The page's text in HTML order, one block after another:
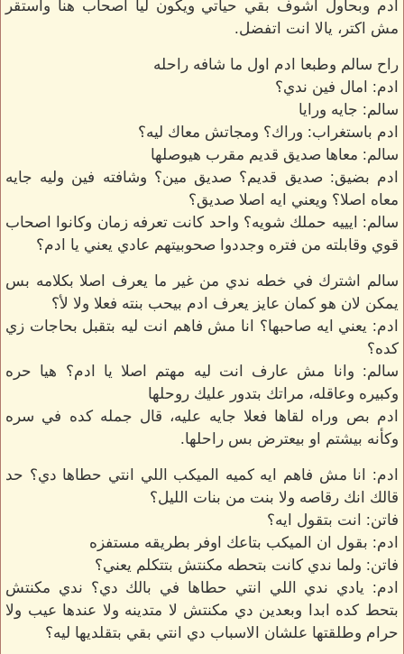
ادم وبحاول اشوف بقي حياتي ويكون ليا اصحاب هنا واستقر
مش اكتر، يالا انت اتفضل.
راح سالم وطبعا ادم اول ما شافه راحله
ادم: امال فين ندي؟
سالم: جايه ورايا
ادم باستغراب: وراك؟ ومجاتش معاك ليه؟
سالم: معاها صديق قديم مقرب هيوصلها
ادم بضيق: صديق قديم؟ صديق مين؟ وشافته فين وليه جايه
معاه اصلا؟ ويعني ايه اصلا صديق؟
سالم: ايييه حملك شويه؟ واحد كانت تعرفه زمان وكانوا اصحاب
قوي وقابلته من فتره وجددوا صحوبيتهم عادي يعني يا ادم؟
سالم اشترك في خطه ندي من غير ما يعرف اصلا بكلامه بس
يمكن لان هو كمان عايز يعرف ادم بيحب بنته فعلا ولا لأ؟
ادم: يعني ايه صاحبها؟ انا مش فاهم انت ليه بتقبل بحاجات زي
كده؟
سالم: وانا مش عارف انت ليه مهتم اصلا يا ادم؟ هيا حره
وكبيره وعاقله، مراتك بتدور عليك روحلها
ادم بص وراه لقاها فعلا جايه عليه، قال جمله كده في سره
وكأنه بيشتم او بيعترض بس راحلها.
ادم: انا مش فاهم ايه كميه الميكب اللي انتي حطاها دي؟ حد
قالك انك رقاصه ولا بنت من بنات الليل؟
فاتن: انت بتقول ايه؟
ادم: بقول ان الميكب بتاعك اوفر بطريقه مستفزه
فاتن: ولما ندي كانت بتحطه مكنتش بتتكلم يعني؟
ادم: يادي ندي اللي انتي حطاها في بالك دي؟ ندي مكنتش
بتحط كده ابدا وبعدين دي مكنتش لا متدينه ولا عندها عيب ولا
حرام وطلقتها علشان الاسباب دي انتي بقي بتقلديها ليه؟